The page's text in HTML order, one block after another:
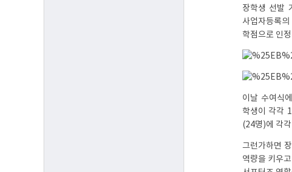
장학생 선발
사업자등록
학점으로 인
이날 수여식
학생이 각각
(24명)에 각
그런가하면
역량을 키우